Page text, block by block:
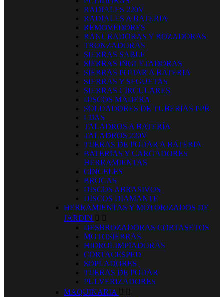
RADIALES 220V
RADIALES A BATERIA
REMOVEDORES
RANURADORAS Y ROZADORAS
TRONZADORAS
SIERRAS SABLE
SIERRAS INGLETADORAS
SIERRAS PODAR A BATERIA
SIERRAS Y SEGUETAS
SIERRAS CIRCULARES
DISCOS MADERA
SOLDADORES DE TUBERIAS PPR
LIJAS
TALADROS A BATERÍA
TALADROS 220V
TIJERAS DE PODAR A BATERIA
BATERIAS Y CARGADORES
HERRAMIENTAS
CINCELES
BROCAS
DISCOS ABRASIVOS
DISCOS DIAMANTE
HERRAMIENTAS Y MOTORIZADOS DE
JARDIN  
DESBROZADORAS CORTASETOS
MOTOSIERRAS
HIDROLIMPIADORAS
CORTACESPED
SOPLADORES
TIJERAS DE PODAR
PULVERIZADORES
MAQUINARIA  